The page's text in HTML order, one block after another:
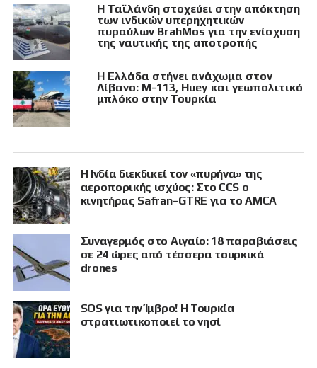
Η Ταϊλάνδη στοχεύει στην απόκτηση
των ινδικών υπερηχητικών
πυραύλων BrahMos για την ενίσχυση
της ναυτικής της αποτροπής
Η Ελλάδα στήνει ανάχωμα στον
Λίβανο: M-113, Huey και γεωπολιτικό
μπλόκο στην Τουρκία
Η Ινδία διεκδικεί τον «πυρήνα» της
αεροπορικής ισχύος: Στο CCS ο
κινητήρας Safran–GTRE για το AMCA
Συναγερμός στο Αιγαίο: 18 παραβιάσεις
σε 24 ώρες από τέσσερα τουρκικά
drones
SOS για την Ίμβρο! Η Τουρκία
στρατιωτικοποιεί το νησί